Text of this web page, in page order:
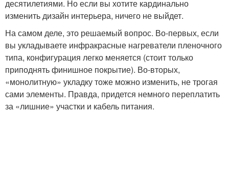
десятилетиями. Но если вы хотите кардинально
изменить дизайн интерьера, ничего не выйдет.
На самом деле, это решаемый вопрос. Во-первых, если
вы укладываете инфракрасные нагреватели пленочного
типа, конфигурация легко меняется (стоит только
приподнять финишное покрытие). Во-вторых,
«монолитную» укладку тоже можно изменить, не трогая
сами элементы. Правда, придется немного переплатить
за «лишние» участки и кабель питания.